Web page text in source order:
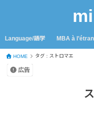
Language/語学 MBA à
HOME タグ : ストロマエ
広告